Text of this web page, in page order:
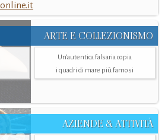
ARTE E COLLEZIONISMO
Un’autentica falsaria copia
i quadri di mare più famosi
AZIENDE & ATTIVITÀ